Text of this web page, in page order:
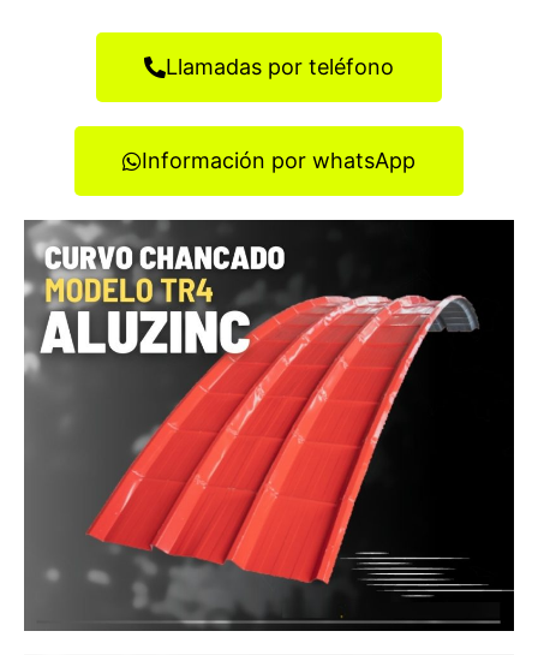
Llamadas por teléfono
Información por whatsApp